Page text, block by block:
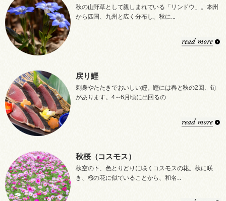
秋の山野草として親しまれている「リンドウ」。本州
から四国、九州と広く分布し、秋に...
戻り鰹
刺身やたたきでおいしい鰹。鰹には春と秋の2回、旬
があります。4～6月頃に出回るの...
秋桜（コスモス）
秋空の下、色とりどりに咲くコスモスの花。秋に咲
き、桜の花に似ていることから、和名...